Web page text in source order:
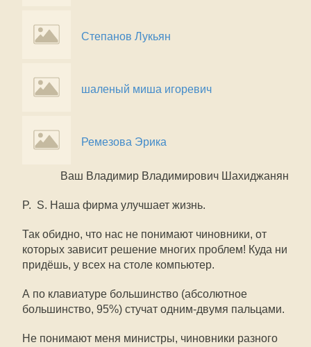
Степанов Лукьян
шаленый миша игоревич
Ремезова Эрика
Ваш Владимир Владимирович Шахиджанян
P. S. Наша фирма улучшает жизнь.
Так обидно, что нас не понимают чиновники, от
которых зависит решение многих проблем! Куда ни
придёшь, у всех на столе компьютер.
А по клавиатуре большинство (абсолютное
большинство, 95%) стучат одним-двумя пальцами.
Не понимают меня министры, чиновники разного